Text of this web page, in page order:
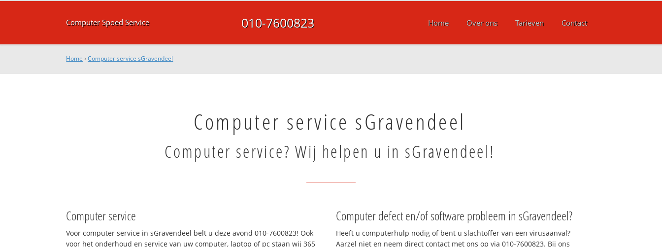
Computer Spoed Service 010-7600823 Home Over ons Tarieven Contact
Home ›Computer service sGravendeel
Computer service sGravendeel
Computer service? Wij helpen u in sGravendeel!
Computer service
Voor computer service in sGravendeel belt u deze avond 010-7600823! Ook
voor het onderhoud en service van uw computer, laptop of pc staan wij 365
Computer defect en/of software probleem in sGravendeel?
Heeft u computerhulp nodig of bent u slachtoffer van een virusaanval?
Aarzel niet en neem direct contact met ons op via 010-7600823. Bij ons